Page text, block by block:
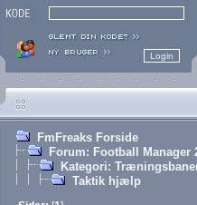
FmFreaks Forside
Forum: Football Manager
Kategori:
Taktik hjælp